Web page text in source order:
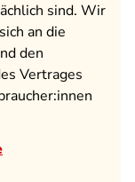
sind. Wir
an die
den
Vertrages